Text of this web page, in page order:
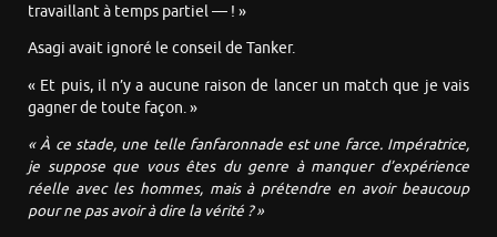
travaillant à temps partiel — ! »
Asagi avait ignoré le conseil de Tanker.
« Et puis, il n’y a aucune raison de lancer un match que je vais
gagner de toute façon. »
« À ce stade, une telle fanfaronnade est une farce. Impératrice,
je suppose que vous êtes du genre à manquer d’expérience
réelle avec les hommes, mais à prétendre en avoir beaucoup
pour ne pas avoir à dire la vérité ? »